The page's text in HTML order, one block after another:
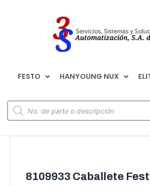
FESTO HANYOUNG NUX
8109933 Caballete